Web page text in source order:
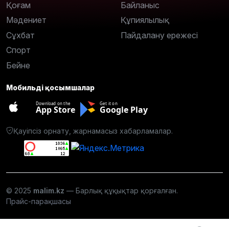
Қоғам
Мәдениет
Сұхбат
Спорт
Бейне
Байланыс
Құпиялылық
Пайдалану ережесі
Мобильді қосымшалар
Download on the
App Store
Get it on
Google Play
Қауіпсіз орнату, жарнамасыз хабарламалар.
© 2025 malim.kz — Барлық құқықтар қорғалған.
Прайс-парақшасы